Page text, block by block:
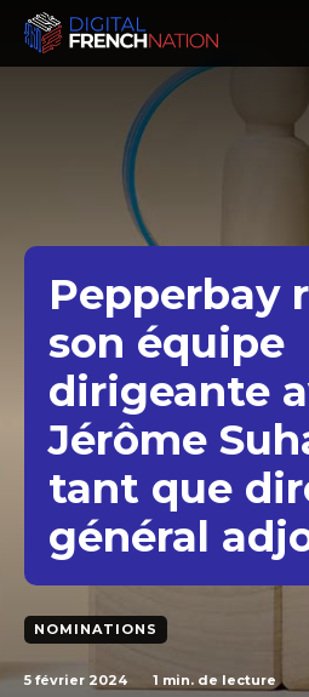
Pepperbay
son équipe
dirigeante
Jérôme
tant que
général
NOMINATIONS
5 février 2024 1 min. de lecture